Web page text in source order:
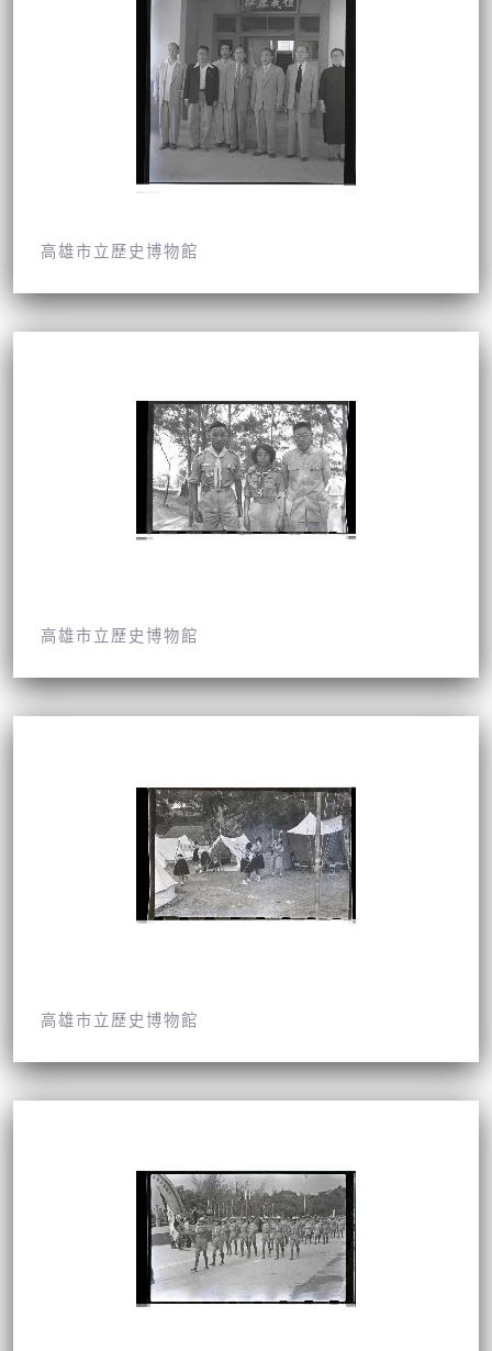
高雄市立歷史博物館
高雄市立歷史博物館
高雄市立歷史博物館